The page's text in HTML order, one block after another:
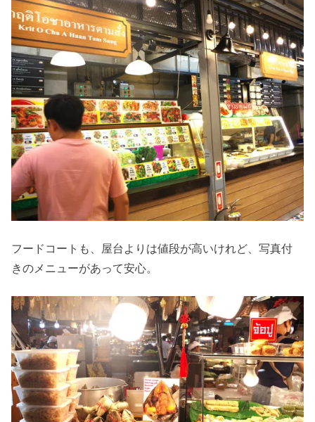
フードコートも、屋台よりは値段が高いけれど、写真付
きのメニューがあって安心。